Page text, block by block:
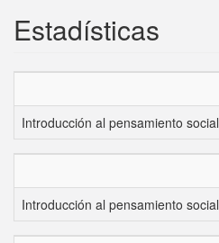
Estadísticas
Introducción al pensamiento social
Introducción al pensamiento social